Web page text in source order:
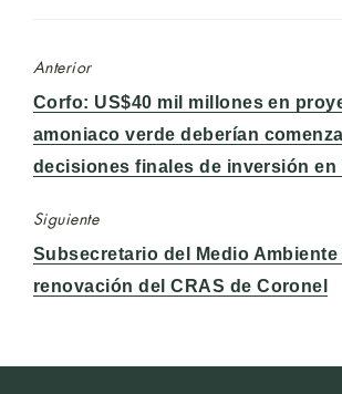
Anterior
Entrada
anterior:
Corfo: US$40 mil millones en
amoniaco verde deberían
decisiones finales de inversión en
Siguiente
Entrada
siguiente:
Subsecretario del Medio Ambiente
renovación del CRAS de Coronel